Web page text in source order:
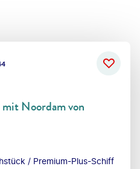
Noordam von
/ Premium-Plus-Schiff